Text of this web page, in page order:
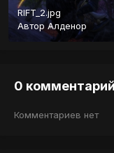
RIFT_2.jpg
Автор Алденор
0
Комментариев нет